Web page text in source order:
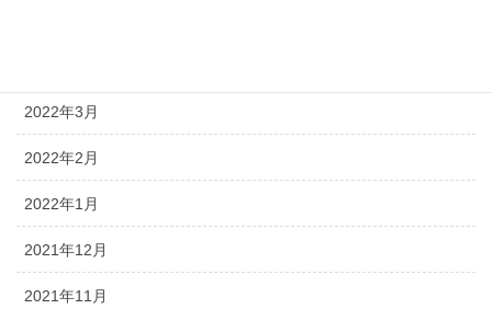
2022年3月
2022年2月
2022年1月
2021年12月
2021年11月